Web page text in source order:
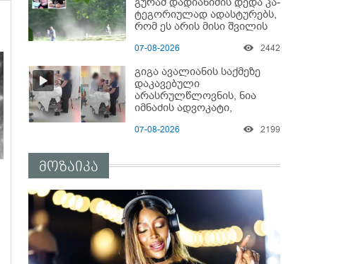
ტე­გო­რი­უ­ლად ადას­ტუ­რებს,
რომ ეს არის მისი შვი­ლის
07-08-2026 2442
გიგა ავალიანის საქმეზე
დაკავებული
არასრულწლოვნის, ნია
იმნაძის ადვოკატი,
გადაღებულ კადრებს
07-08-2026 2199
მოზაიკა